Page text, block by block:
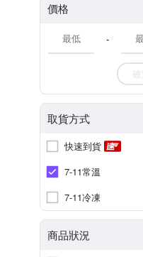
價格
-
確
取貨方式
快速到貨
7-11常溫
7-11冷凍
商品狀況